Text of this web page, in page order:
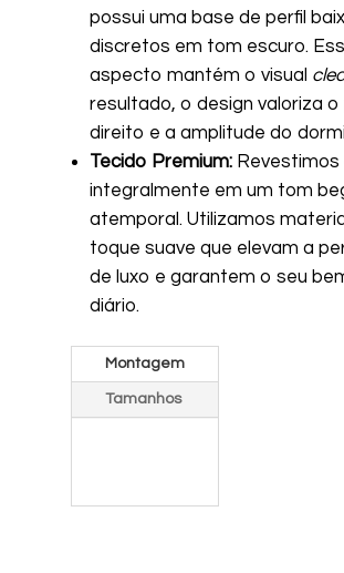
possui uma base de perfil
discretos em tom escuro.
aspecto mantém o visual
resultado, o design valoriza o
direito e a amplitude do
Tecido Premium: Revestimos
integralmente em um tom
atemporal. Utilizamos
toque suave que elevam a
de luxo e garantem o seu
diário.
Montagem
Tamanhos